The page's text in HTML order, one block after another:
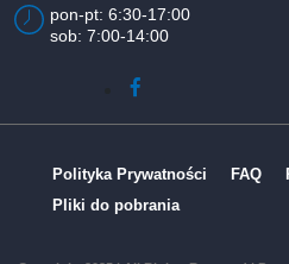
pon-pt: 6:30-17:00
sob: 7:00-14:00
Polityka Prywatności FAQ
Pliki do pobrania